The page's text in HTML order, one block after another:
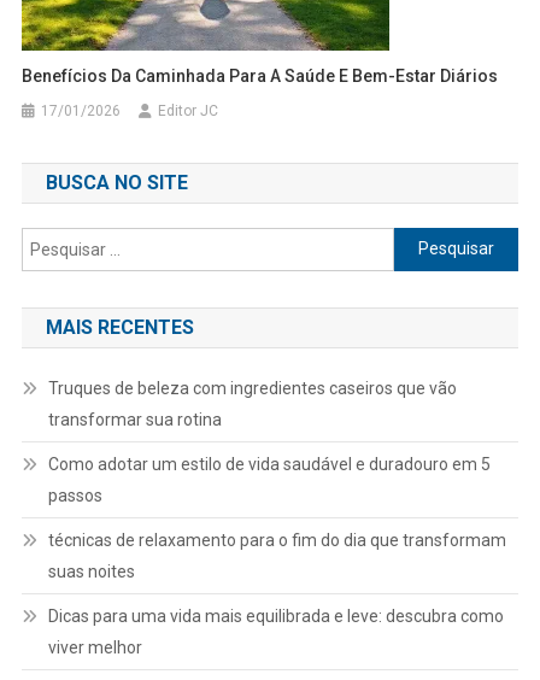
Benefícios Da Caminhada Para A Saúde E Bem-Estar Diários
17/01/2026 Editor JC
BUSCA NO SITE
Pesquisar
por:
MAIS RECENTES
Truques de beleza com ingredientes caseiros que vão
transformar sua rotina
Como adotar um estilo de vida saudável e duradouro em 5
passos
técnicas de relaxamento para o fim do dia que transformam
suas noites
Dicas para uma vida mais equilibrada e leve: descubra como
viver melhor